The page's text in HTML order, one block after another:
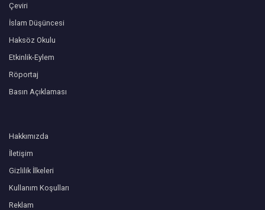
Çeviri
İslam Düşüncesi
Haksöz Okulu
Etkinlik-Eylem
Röportaj
Basın Açıklaması
Hakkımızda
İletişim
Gizlilik İlkeleri
Kullanım Koşulları
Reklam